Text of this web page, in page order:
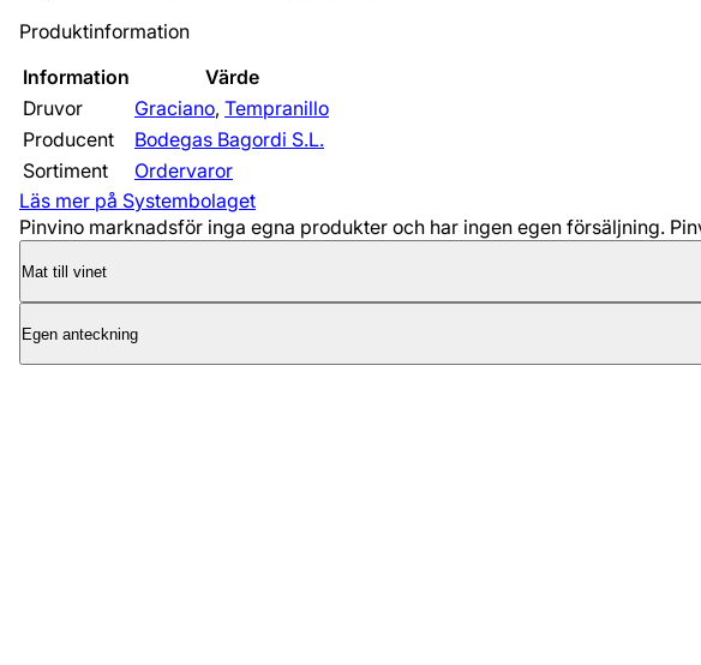
Produktinformation
Information
Värde
Druvor
Graciano, Tempranillo
Producent
Bodegas Bagordi S.L.
Sortiment
Ordervaror
Läs mer på Systembolaget
Pinvino marknadsför inga egna produkter och har ingen egen försäljning.
Mat till vinet
Egen anteckning